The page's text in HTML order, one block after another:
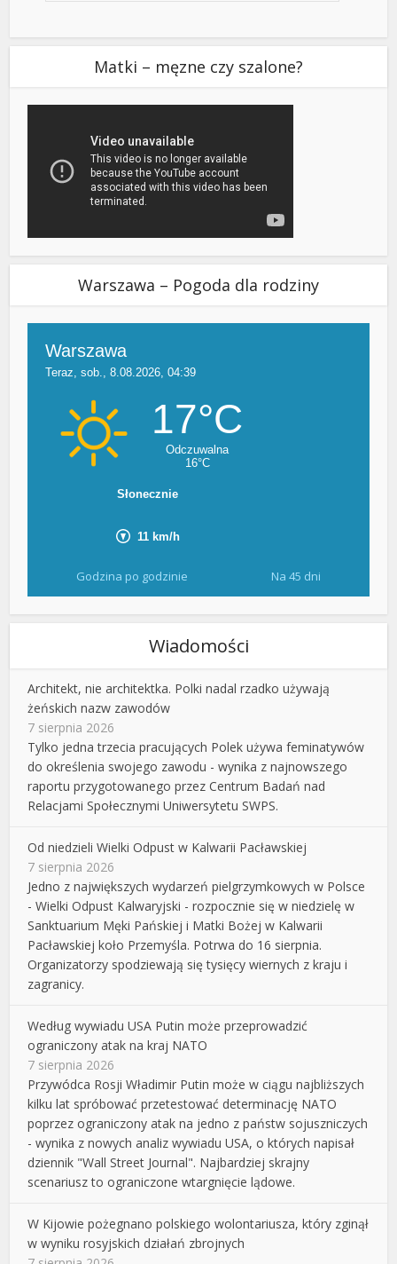
Matki – męzne czy szalone?
Warszawa – Pogoda dla rodziny
Godzina po godzinie Na 45 dni
Wiadomości
Architekt, nie architektka. Polki nadal rzadko używają
żeńskich nazw zawodów
7 sierpnia 2026
Tylko jedna trzecia pracujących Polek używa feminatywów
do określenia swojego zawodu - wynika z najnowszego
raportu przygotowanego przez Centrum Badań nad
Relacjami Społecznymi Uniwersytetu SWPS.
Od niedzieli Wielki Odpust w Kalwarii Pacławskiej
7 sierpnia 2026
Jedno z największych wydarzeń pielgrzymkowych w Polsce
- Wielki Odpust Kalwaryjski - rozpocznie się w niedzielę w
Sanktuarium Męki Pańskiej i Matki Bożej w Kalwarii
Pacławskiej koło Przemyśla. Potrwa do 16 sierpnia.
Organizatorzy spodziewają się tysięcy wiernych z kraju i
zagranicy.
Według wywiadu USA Putin może przeprowadzić
ograniczony atak na kraj NATO
7 sierpnia 2026
Przywódca Rosji Władimir Putin może w ciągu najbliższych
kilku lat spróbować przetestować determinację NATO
poprzez ograniczony atak na jedno z państw sojuszniczych
- wynika z nowych analiz wywiadu USA, o których napisał
dziennik "Wall Street Journal". Najbardziej skrajny
scenariusz to ograniczone wtargnięcie lądowe.
W Kijowie pożegnano polskiego wolontariusza, który zginął
w wyniku rosyjskich działań zbrojnych